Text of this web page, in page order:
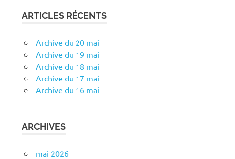
ARTICLES RÉCENTS
Archive du 20 mai
Archive du 19 mai
Archive du 18 mai
Archive du 17 mai
Archive du 16 mai
ARCHIVES
mai 2026